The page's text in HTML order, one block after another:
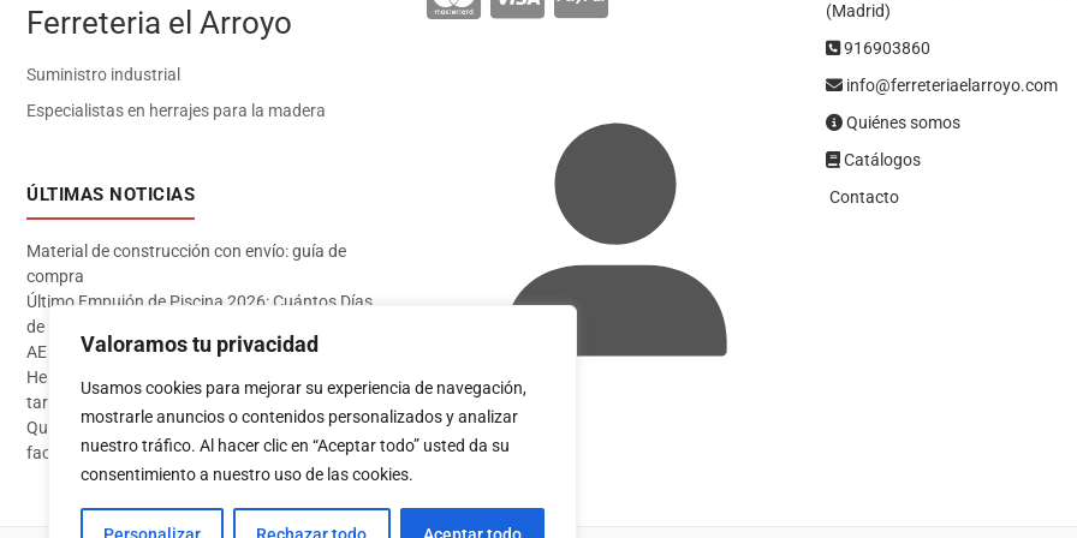
Valoramos tu privacidad
Usamos cookies para mejorar su experiencia de navegación,
mostrarle anuncios o contenidos personalizados y analizar
nuestro tráfico. Al hacer clic en “Aceptar todo” usted da su
consentimiento a nuestro uso de las cookies.
Ferreteria el Arroyo
Suministro industrial
Especialistas en herrajes para la madera
ÚLTIMAS NOTICIAS
Material de construcción con envío: guía de
compra
Último Empujón de Piscina 2026: Cuántos Días
de Baño te Quedan en Madrid Sur (Datos
AEMET)
Herramientas imprescindibles para instalar
tarima flotante
Qué pintura usar en exterior: guía completa para
fachadas 2026
(Madrid)
916903860
info@ferreteriaelarroyo.com
Quiénes somos
Catálogos
Contacto